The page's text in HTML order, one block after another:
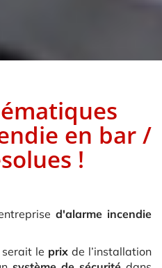
en bar /
!
d'alarme incendie
le prixde l’installation